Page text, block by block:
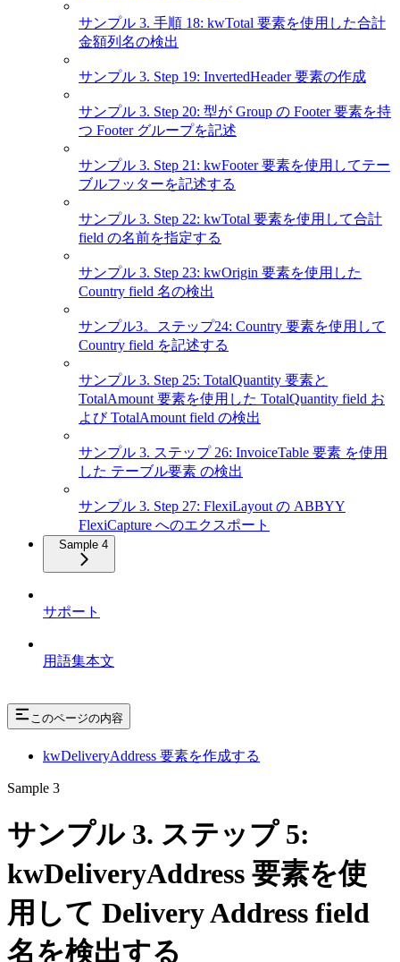
サンプル 3. 手順 18: kwTotal 要素を使用した合計
金額列名の検出
サンプル 3. Step 19: InvertedHeader 要素の作成
サンプル 3. Step 20: 型が Group の Footer 要素を持
つ Footer グループを記述
サンプル 3. Step 21: kwFooter 要素を使用してテー
ブルフッターを記述する
サンプル 3. Step 22: kwTotal 要素を使用して合計
field の名前を指定する
サンプル 3. Step 23: kwOrigin 要素を使用した
Country field 名の検出
サンプル3。ステップ24: Country 要素を使用して
Country field を記述する
サンプル 3. Step 25: TotalQuantity 要素と
TotalAmount 要素を使用した TotalQuantity field お
よび TotalAmount field の検出
サンプル 3. ステップ 26: InvoiceTable 要素 を使用
した テーブル要素 の検出
サンプル 3. Step 27: FlexiLayout の ABBYY
FlexiCapture へのエクスポート
Sample 4
サポート
用語集本文
このページの内容
kwDeliveryAddress 要素を作成する
Sample 3
サンプル 3. ステップ 5:
kwDeliveryAddress 要素を使
用して Delivery Address field
名を検出する